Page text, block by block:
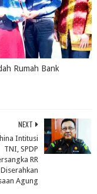
Rumah Bank
NEXT
Intitusi
TNI, SPDP
RR
Diserahkan
Agung